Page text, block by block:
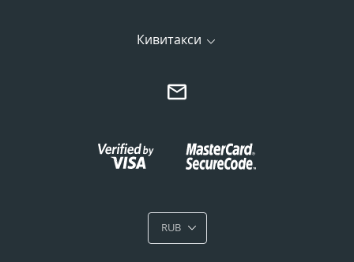
Кивитакси
RUB